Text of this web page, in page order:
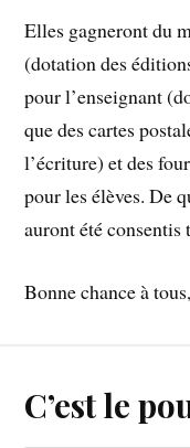
Elles gagneront du
(dotation des
pour l’enseignant
que des cartes
l’écriture) et des
pour les élèves. De
auront été consentis
Bonne chance à
C’est le